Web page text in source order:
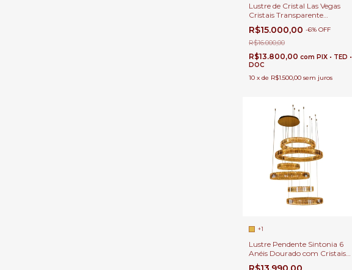
Lustre de Cristal Las Vegas
Cristais Transparente
Ø120x180 para Casas com Pé
Direito Duplo e Buffet
R$15.000,00 -6% OFF
R$16.000,00
R$13.800,00 com PIX • TED •
DOC
10 x de R$1.500,00 sem juros
+1
Lustre Pendente Sintonia 6
Anéis Dourado com Cristais
Champagne para Pé Direito